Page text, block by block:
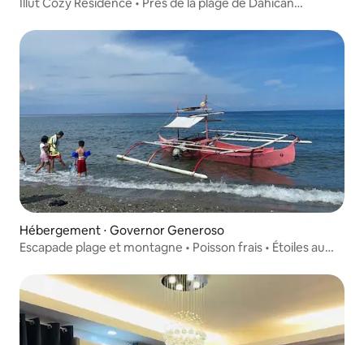
Hébergement ⋅ Governor Generoso
Escapade plage et montagne • Poisson frais • Étoiles au